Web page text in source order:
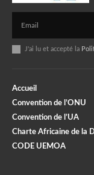
J'ai lu et accepté la
Accueil
Convention de l’ONU
Convention de l’UA
Charte Africaine de la
CODE UEMOA